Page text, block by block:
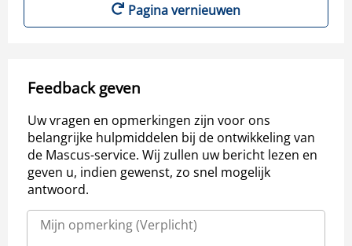
Pagina vernieuwen
Feedback geven
Uw vragen en opmerkingen zijn voor ons
belangrijke hulpmiddelen bij de ontwikkeling van
de Mascus-service. Wij zullen uw bericht lezen en
geven u, indien gewenst, zo snel mogelijk
antwoord.